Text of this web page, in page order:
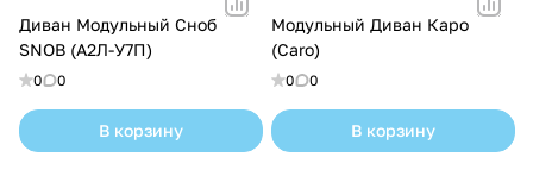
Диван Модульный Сноб
SNOB (А2Л-У7П)
0 0
В корзину
Модульный Диван Каро
(Caro)
0 0
В корзину